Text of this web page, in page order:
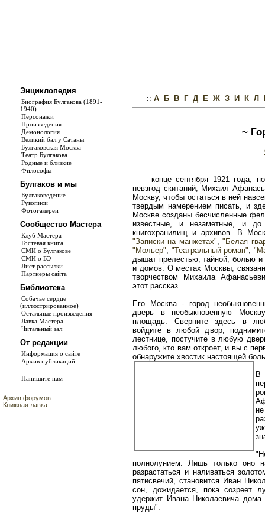
Энциклопедия
Биография Булгакова (1891-
1940)
Персонажи
Произведения
Демонология
Великий бал у Сатаны
Булгаковская Москва
Театр Булгакова
Родные и близкие
Философы
Булгаков и мы
Булгаковедение
Рукописи
Фотогалереи
Сообщество Мастера
Клуб Мастера
Гостевая книга
СМИ о Булгакове
СМИ о БЭ
Лист рассылки
Партнеры сайта
Библиотека
Собачье сердце
(иллюстрированное)
Остальные произведения
Лавка Мастера
Читальный зал
От редакции
Информация о сайте
Архив публикаций
Напишите нам
Архив форумов
Книжная лавка
:: А Б В Г Д Е Ж З И К Л
~
конце сентября 1921 года,
невзгод скитаний, Михаил
Москву, чтобы остаться в ней
твердым намерением писать, и
Москве созданы бесчисленные
известные, и незаметные, и
книгохранилищ и архивов. В
"Записки на манжетах","Белая
"Мольер", "Театральный роман",
дышат прелестью, тайной, болью и
и домов. О местах Москвы,
творчеством Михаила
этот рассказ.
Его Москва - город
дверь в необыкновенную
площадь. Сверните здесь в
войдите в любой двор,
лестнице, постучите в любую
любого, кто вам откроет, и вы с
обнаружите хвостик настоящей
В
полнолунием. Лишь только оно
разрастаться и наливаться
пятисвечий, становится Иван
сон, дожидается, пока созреет
удержит Ивана Николаевича
пруды".